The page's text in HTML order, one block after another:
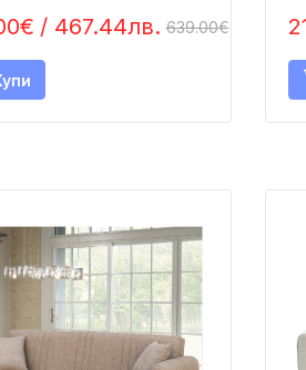
/ 467.44лв. 639.00€